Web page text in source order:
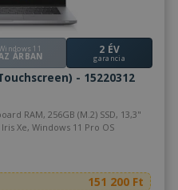
11
ÁRBAN 2 ÉV
garancia
- 15220312
(33,8 cm), 1920 x 1080 (Full HD), Intel Iris Xe, Windows 11 Pro OS
151 200 Ft